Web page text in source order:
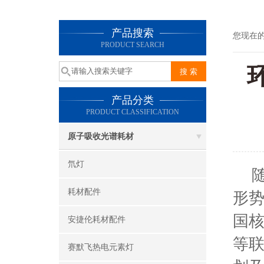
产品搜索
PRODUCT SEARCH
产品分类
PRODUCT CLASSIFICATION
原子吸收光谱耗材
氘灯
耗材配件
安捷伦耗材配件
赛默飞热电元素灯
您现在
随
形
国
等